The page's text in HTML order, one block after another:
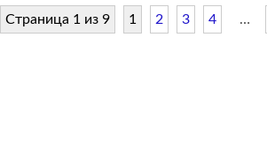
Страница 1 из 9 1 2 3 4 …